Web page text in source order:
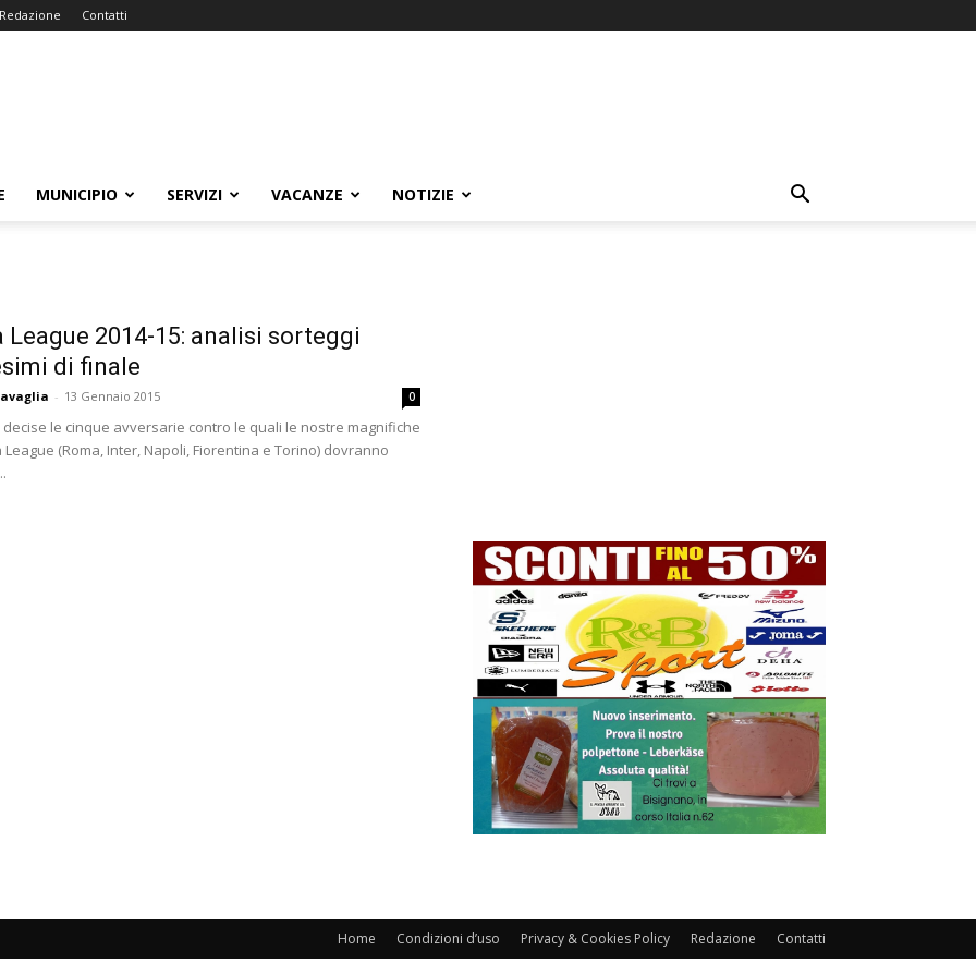
Redazione Contatti
MUNICIPIO SERVIZI VACANZE NOTIZIE
League 2014-15: analisi sorteggi
di finale
- 13 Gennaio 2015 0
le cinque avversarie contro le quali le nostre magnifiche
League (Roma, Inter, Napoli, Fiorentina e Torino) dovranno
Home Condizioni d’uso Privacy & Cookies Policy Redazione Contatti